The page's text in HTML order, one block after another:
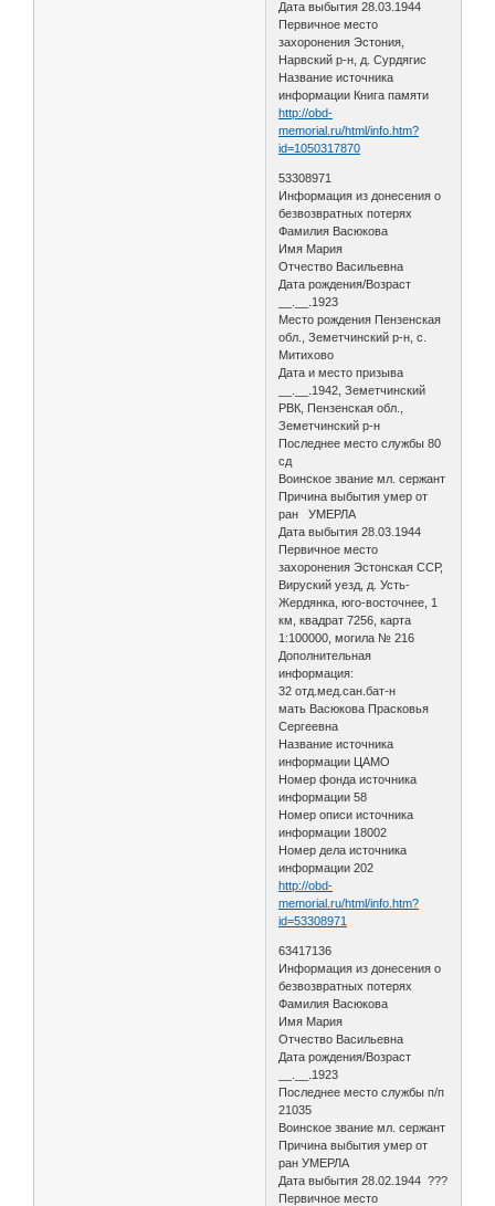
Дата выбытия 28.03.1944
Первичное место
захоронения Эстония,
Нарвский р-н, д. Сурдягис
Название источника
информации Книга памяти
http://obd-
memorial.ru/html/info.htm?
id=1050317870
53308971
Информация из донесения о
безвозвратных потерях
Фамилия Васюкова
Имя Мария
Отчество Васильевна
Дата рождения/Возраст
__.__.1923
Место рождения Пензенская
обл., Земетчинский р-н, с.
Митихово
Дата и место призыва
__.__.1942, Земетчинский
РВК, Пензенская обл.,
Земетчинский р-н
Последнее место службы 80
сд
Воинское звание мл. сержант
Причина выбытия умер от
ран УМЕРЛА
Дата выбытия 28.03.1944
Первичное место
захоронения Эстонская ССР,
Вируский уезд, д. Усть-
Жердянка, юго-восточнее, 1
км, квадрат 7256, карта
1:100000, могила № 216
Дополнительная
информация:
32 отд.мед.сан.бат-н
мать Васюкова Прасковья
Сергеевна
Название источника
информации ЦАМО
Номер фонда источника
информации 58
Номер описи источника
информации 18002
Номер дела источника
информации 202
http://obd-
memorial.ru/html/info.htm?
id=53308971
63417136
Информация из донесения о
безвозвратных потерях
Фамилия Васюкова
Имя Мария
Отчество Васильевна
Дата рождения/Возраст
__.__.1923
Последнее место службы п/п
21035
Воинское звание мл. сержант
Причина выбытия умер от
ран УМЕРЛА
Дата выбытия 28.02.1944 ???
Первичное место